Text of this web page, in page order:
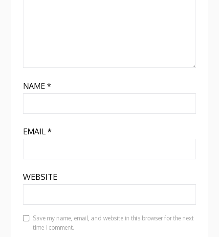
NAME*
EMAIL*
WEBSITE
Save my name, email, and website in this browser for the next
time I comment.